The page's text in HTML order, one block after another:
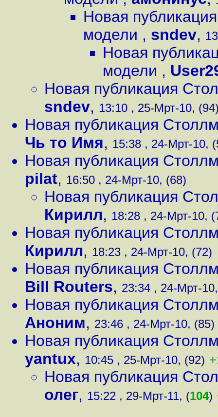
Новая
модели , sndev,
Новая
модели ,
Новая публикация
sndev, 13:10 , 25-Мрт-10,
Новая публикация
Чь то Имя, 15:38 , 24-Мрт-10,
Новая публикация
pilat, 16:50 , 24-Мрт-10, (68)
Новая публикация
Кирилл, 18:28 , 24-Мрт-10,
Новая публикация
Кирилл, 18:23 , 24-Мрт-10, (72)
Новая публикация
Bill Routers, 23:34 , 24-Мрт-
Новая публикация
Аноним, 23:46 , 24-Мрт-10, (85)
Новая публикация
yantux, 10:45 , 25-Мрт-10, (92)
Новая публикация
олег, 15:22 , 29-Мрт-11, (104)